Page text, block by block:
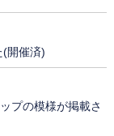
(開催済)
プの模様が掲載さ